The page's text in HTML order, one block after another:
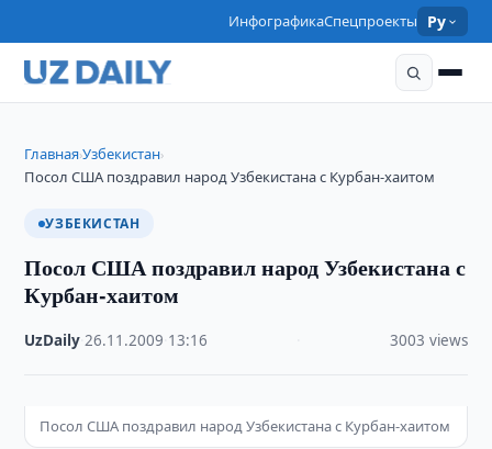
ИнфографикаСпецпроекты Ру
Главная›Узбекистан›
Посол США поздравил народ Узбекистана с Курбан-хаитом
УЗБЕКИСТАН
Посол США поздравил народ Узбекистана с
Курбан-хаитом
UzDaily ·26.11.2009 13:16 3003 views
Посол США поздравил народ Узбекистана с Курбан-хаитом